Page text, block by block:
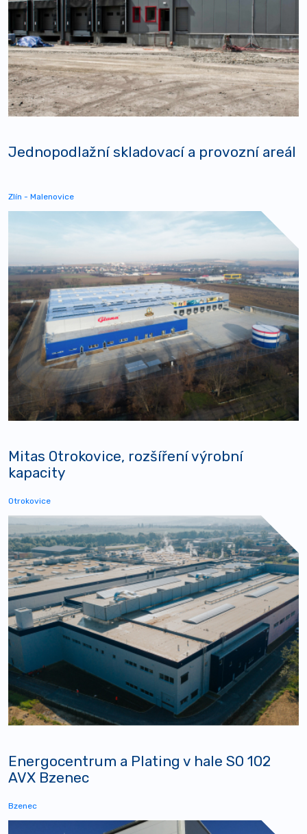
Jednopodlažní skladovací a provozní areál
Zlín - Malenovice
Mitas Otrokovice, rozšíření výrobní
kapacity
Otrokovice
Energocentrum a Plating v hale SO 102
AVX Bzenec
Bzenec